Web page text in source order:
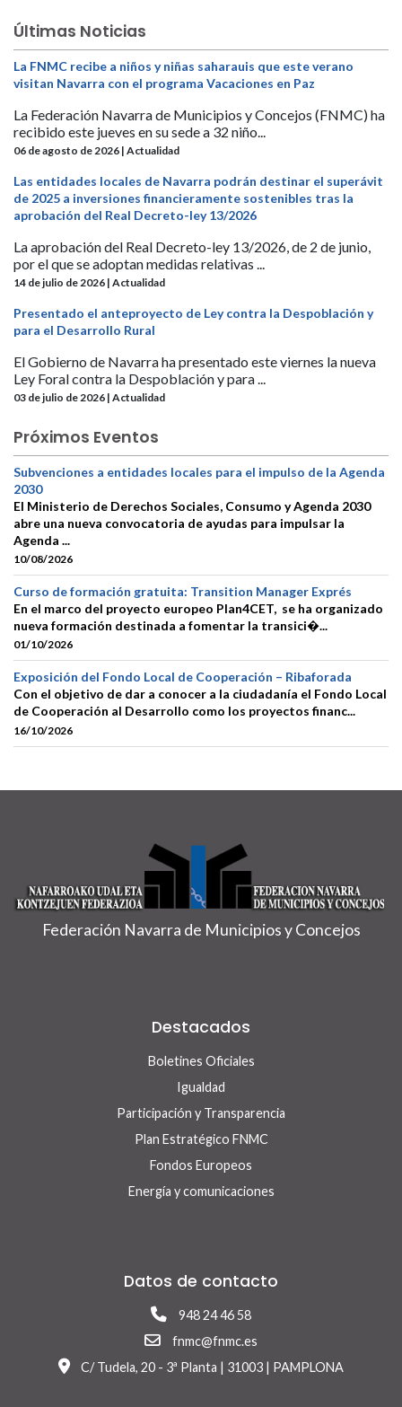
Últimas Noticias
La FNMC recibe a niños y niñas saharauis que este verano
visitan Navarra con el programa Vacaciones en Paz
La Federación Navarra de Municipios y Concejos (FNMC) ha
recibido este jueves en su sede a 32 niño...
06 de agosto de 2026 | Actualidad
Las entidades locales de Navarra podrán destinar el superávit
de 2025 a inversiones financieramente sostenibles tras la
aprobación del Real Decreto-ley 13/2026
La aprobación del Real Decreto-ley 13/2026, de 2 de junio,
por el que se adoptan medidas relativas ...
14 de julio de 2026 | Actualidad
Presentado el anteproyecto de Ley contra la Despoblación y
para el Desarrollo Rural
El Gobierno de Navarra ha presentado este viernes la nueva
Ley Foral contra la Despoblación y para ...
03 de julio de 2026 | Actualidad
Próximos Eventos
Subvenciones a entidades locales para el impulso de la Agenda
2030
El Ministerio de Derechos Sociales, Consumo y Agenda 2030
abre una nueva convocatoria de ayudas para impulsar la
Agenda ...
10/08/2026
Curso de formación gratuita: Transition Manager Exprés
En el marco del proyecto europeo Plan4CET, se ha organizado
nueva formación destinada a fomentar la transici�...
01/10/2026
Exposición del Fondo Local de Cooperación – Ribaforada
Con el objetivo de dar a conocer a la ciudadanía el Fondo Local
de Cooperación al Desarrollo como los proyectos financ...
16/10/2026
Federación Navarra de Municipios y Concejos
Destacados
Boletines Oficiales
Igualdad
Participación y Transparencia
Plan Estratégico FNMC
Fondos Europeos
Energía y comunicaciones
Datos de contacto
948 24 46 58
fnmc@fnmc.es
C/ Tudela, 20 - 3ª Planta | 31003 | PAMPLONA